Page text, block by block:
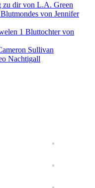
zu dir von L.A. Green
von Jennifer
1 Bluttochter von
Sullivan
Nachtigall